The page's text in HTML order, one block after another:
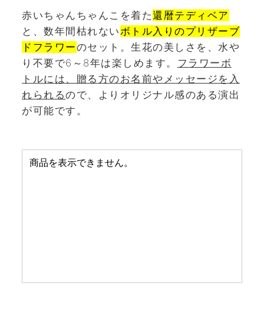
赤いちゃんちゃんこを着た還暦テディベア
と、数年間枯れない ボトル入りのプリザーブ
ドフラワーのセット。生花の美しさを、水や
り不要で6～8年は楽しめます。 フラワーボ
トルには、贈る方のお名前やメッセージを入
れられるので、よりオリジナル感のある演出
が可能です。